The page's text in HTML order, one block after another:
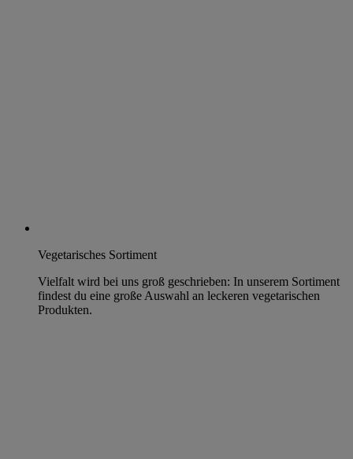
Vegetarisches Sortiment
Vielfalt wird bei uns groß geschrieben: In unserem Sortiment
findest du eine große Auswahl an leckeren vegetarischen
Produkten.